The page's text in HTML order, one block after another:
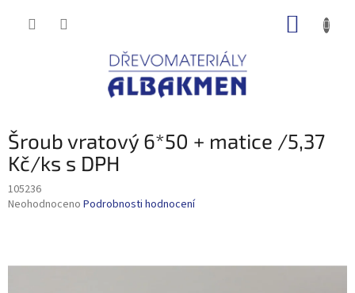
Šroub vratový 6*50 + matice /5,37
Kč/ks s DPH
105236
Průměrné
0,0
Neohodnoceno Podrobnosti hodnocení